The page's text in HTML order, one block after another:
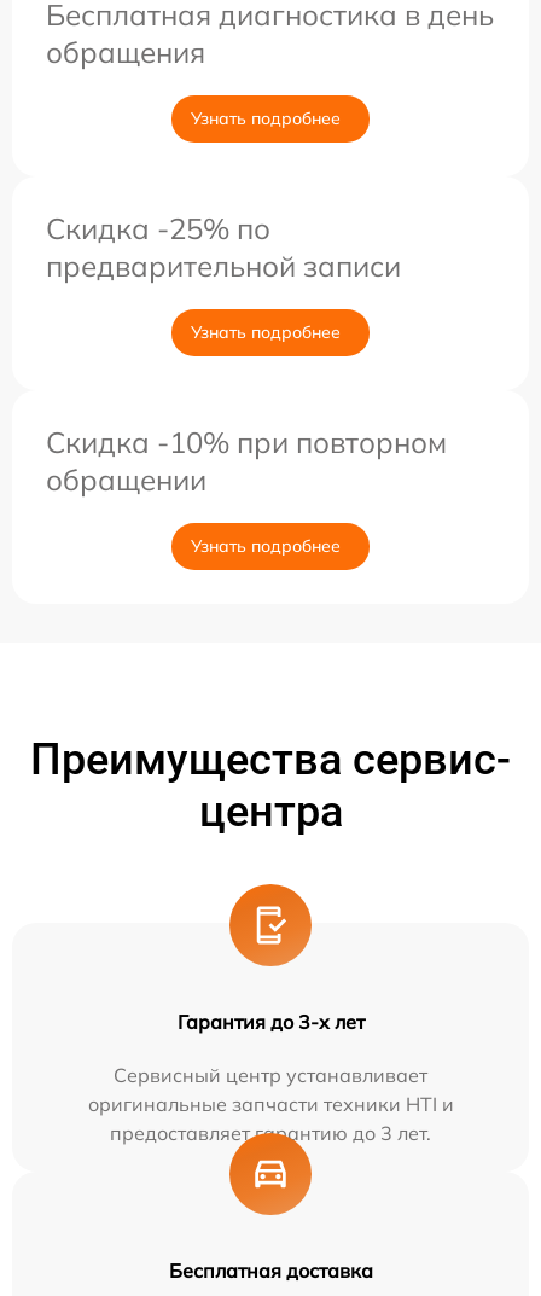
Бесплатная диагностика в день
обращения
Узнать подробнее
Скидка -25% по
предварительной записи
Узнать подробнее
Скидка -10% при повторном
обращении
Узнать подробнее
Преимущества сервис-
центра
Гарантия до 3-х лет
Сервисный центр устанавливает
оригинальные запчасти техники HTI и
предоставляет гарантию до 3 лет.
Бесплатная доставка